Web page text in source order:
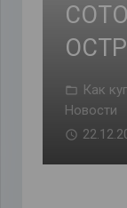
Как
Новости